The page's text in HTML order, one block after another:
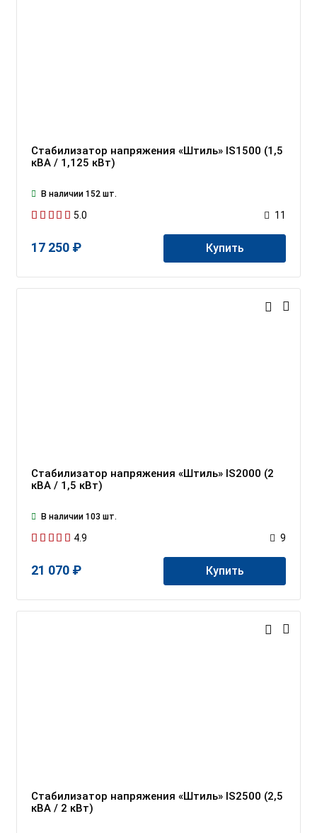
Стабилизатор напряжения «Штиль» IS1500 (1,5
кВА / 1,125 кВт)
В наличии 152 шт.
5.0 11
17 250 ₽ Купить
Стабилизатор напряжения «Штиль» IS2000 (2
кВА / 1,5 кВт)
В наличии 103 шт.
4.9 9
21 070 ₽ Купить
Стабилизатор напряжения «Штиль» IS2500 (2,5
кВА / 2 кВт)